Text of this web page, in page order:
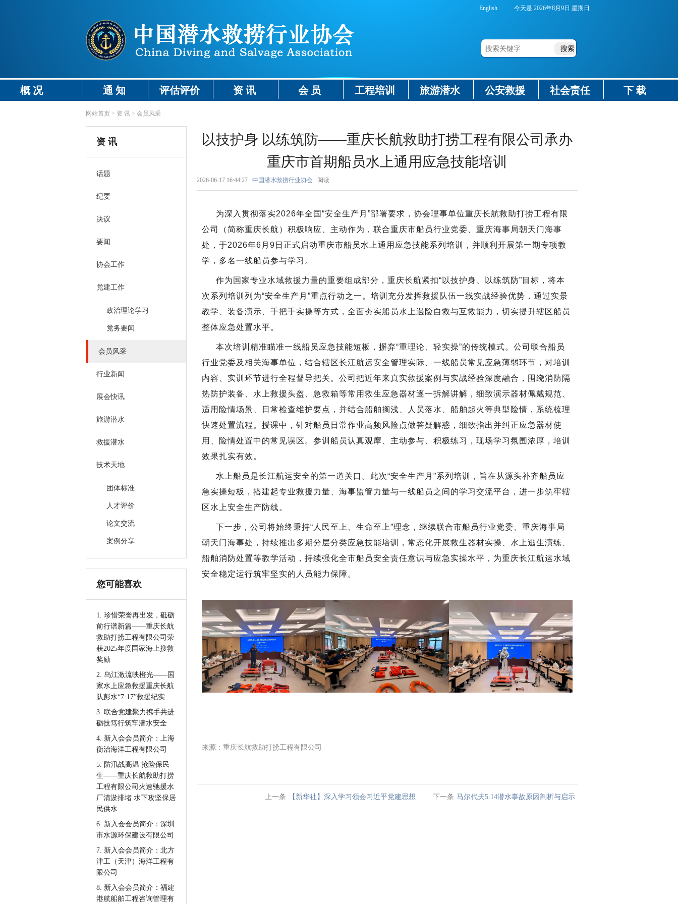
English 今天是 2026年8月9日 星期日
概 况 通 知 评估评价 资 讯 会 员 工程培训 旅游潜水 公安救援 社会责任 下 载
网站首页> 资 讯> 会员风采
资 讯
话题
纪要
决议
要闻
协会工作
党建工作
政治理论学习
党务要闻
会员风采
行业新闻
展会快讯
旅游潜水
救援潜水
技术天地
团体标准
人才评价
论文交流
案例分享
您可能喜欢
1. 珍惜荣誉再出发，砥砺
前行谱新篇——重庆长航
救助打捞工程有限公司荣
获2025年度国家海上搜救
奖励
2. 乌江激流映橙光——国
家水上应急救援重庆长航
队彭水“7·17”救援纪实
3. 联合党建聚力携手共进
砺技笃行筑牢潜水安全
4. 新入会会员简介：上海
衡治海洋工程有限公司
5. 防汛战高温 抢险保民
生——重庆长航救助打捞
工程有限公司火速驰援水
厂清淤排堵 水下攻坚保居
民供水
6. 新入会会员简介：深圳
市水源环保建设有限公司
7. 新入会会员简介：北方
津工（天津）海洋工程有
限公司
8. 新入会会员简介：福建
港航船舶工程咨询管理有
以技护身 以练筑防——重庆长航救助打捞工程有限公司承办
重庆市首期船员水上通用应急技能培训
2026-06-17 16:44:27 中国潜水救捞行业协会 阅读
为深入贯彻落实2026年全国“安全生产月”部署要求，协会理事单位重庆长航救助打捞工程有限
公司（简称重庆长航）积极响应、主动作为，联合重庆市船员行业党委、重庆海事局朝天门海事
处，于2026年6月9日正式启动重庆市船员水上通用应急技能系列培训，并顺利开展第一期专项教
学，多名一线船员参与学习。
作为国家专业水域救援力量的重要组成部分，重庆长航紧扣“以技护身、以练筑防”目标，将本
次系列培训列为“安全生产月”重点行动之一。培训充分发挥救援队伍一线实战经验优势，通过实景
教学、装备演示、手把手实操等方式，全面夯实船员水上遇险自救与互救能力，切实提升辖区船员
整体应急处置水平。
本次培训精准瞄准一线船员应急技能短板，摒弃“重理论、轻实操”的传统模式。公司联合船员
行业党委及相关海事单位，结合辖区长江航运安全管理实际、一线船员常见应急薄弱环节，对培训
内容、实训环节进行全程督导把关。公司把近年来真实救援案例与实战经验深度融合，围绕消防隔
热防护装备、水上救援头盔、急救箱等常用救生应急器材逐一拆解讲解，细致演示器材佩戴规范、
适用险情场景、日常检查维护要点，并结合船舶搁浅、人员落水、船舶起火等典型险情，系统梳理
快速处置流程。授课中，针对船员日常作业高频风险点做答疑解惑，细致指出并纠正应急器材使
用、险情处置中的常见误区。参训船员认真观摩、主动参与、积极练习，现场学习氛围浓厚，培训
效果扎实有效。
水上船员是长江航运安全的第一道关口。此次“安全生产月”系列培训，旨在从源头补齐船员应
急实操短板，搭建起专业救援力量、海事监管力量与一线船员之间的学习交流平台，进一步筑牢辖
区水上安全生产防线。
下一步，公司将始终秉持“人民至上、生命至上”理念，继续联合市船员行业党委、重庆海事局
朝天门海事处，持续推出多期分层分类应急技能培训，常态化开展救生器材实操、水上逃生演练、
船舶消防处置等教学活动，持续强化全市船员安全责任意识与应急实操水平，为重庆长江航运水域
安全稳定运行筑牢坚实的人员能力保障。
来源：重庆长航救助打捞工程有限公司
上一条 【新华社】深入学习领会习近平党建思想 下一条 马尔代夫5.14潜水事故原因剖析与启示